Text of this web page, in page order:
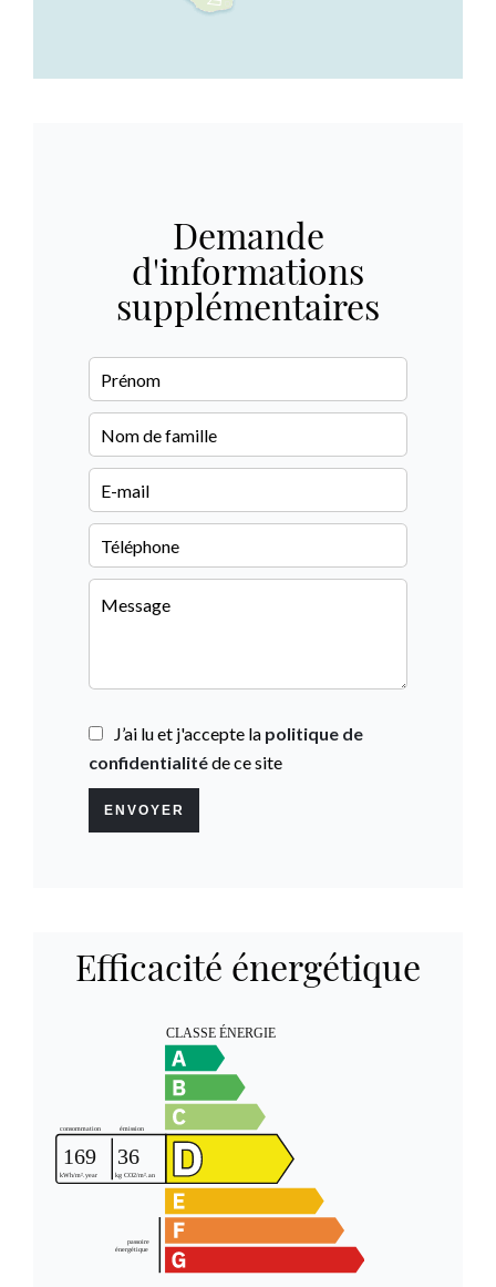
Demande
d'informations
supplémentaires
J’ai lu et j'accepte la politique de
confidentialitéde ce site
ENVOYER
Efficacité énergétique